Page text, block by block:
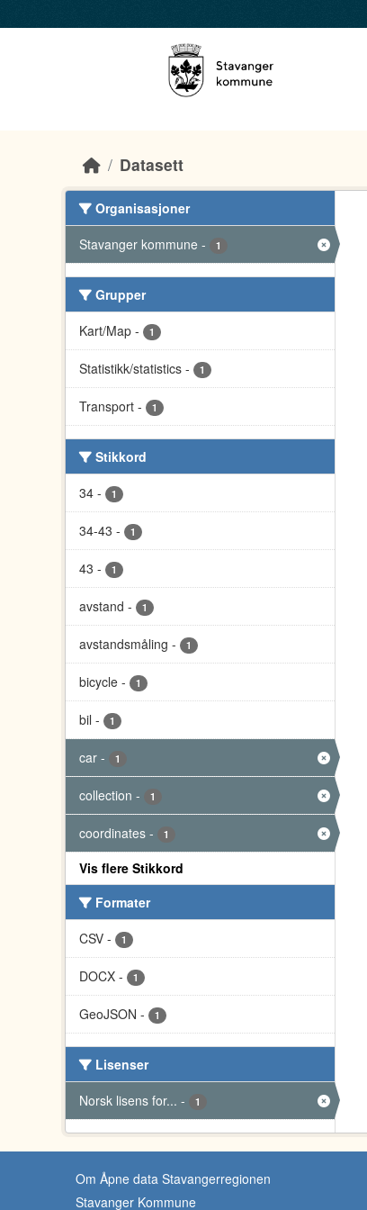
Datasett
Organisasjoner
Stavanger kommune - 1
Grupper
Kart/Map - 1
Statistikk/statistics - 1
Transport - 1
Stikkord
34 - 1
34-43 - 1
43 - 1
avstand - 1
avstandsmåling - 1
bicycle - 1
bil - 1
car - 1
collection - 1
coordinates - 1
Vis flere Stikkord
Formater
CSV - 1
DOCX - 1
GeoJSON - 1
Lisenser
Norsk lisens for... - 1
Om Åpne data Stavangerregionen
Stavanger Kommune